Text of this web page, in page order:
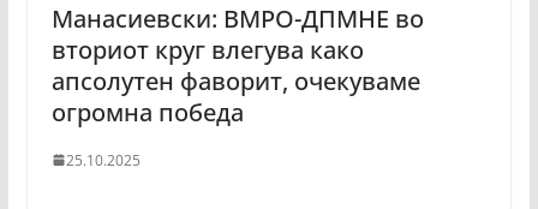
Манасиевски: ВМРО-ДПМНЕ во
вториот круг влегува како
апсолутен фаворит, очекуваме
огромна победа
25.10.2025